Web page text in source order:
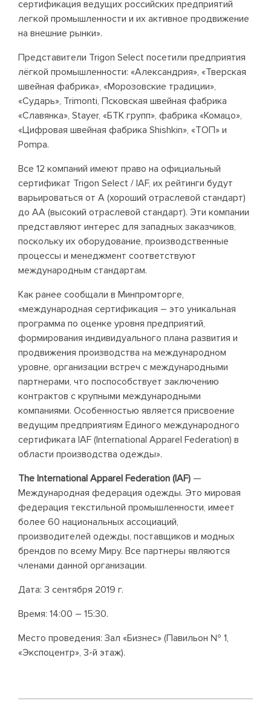
сертификация ведущих российских предприятий
легкой промышленности и их активное продвижение
на внешние рынки».
Представители Trigon Select посетили предприятия
лёгкой промышленности: «Александрия», «Тверская
швейная фабрика», «Морозовские традиции»,
«Сударь», Trimonti, Псковская швейная фабрика
«Славянка», Stayer, «БТК групп», фабрика «Комацо»,
«Цифровая швейная фабрика Shishkin», «ТОП» и
Pompa.
Все 12 компаний имеют право на официальный
сертификат Trigon Select / IAF, их рейтинги будут
варьироваться от A (хороший отраслевой стандарт)
до AA (высокий отраслевой стандарт). Эти компании
представляют интерес для западных заказчиков,
поскольку их оборудование, производственные
процессы и менеджмент соответствуют
международным стандартам.
Как ранее сообщали в Минпромторге,
«международная сертификация – это уникальная
программа по оценке уровня предприятий,
формирования индивидуального плана развития и
продвижения производства на международном
уровне, организации встреч с международными
партнерами, что поспособствует заключению
контрактов с крупными международными
компаниями. Особенностью является присвоение
ведущим предприятиям Единого международного
сертификата IAF (International Apparel Federation) в
области производства одежды».
The International Apparel Federation (IAF) —
Международная федерация одежды. Это мировая
федерация текстильной промышленности, имеет
более 60 национальных ассоциаций,
производителей одежды, поставщиков и модных
брендов по всему Миру. Все партнеры являются
членами данной организации.
Дата: 3 сентября 2019 г.
Время: 14:00 – 15:30.
Место проведения: Зал «Бизнес» (Павильон № 1,
«Экспоцентр», 3-й этаж).